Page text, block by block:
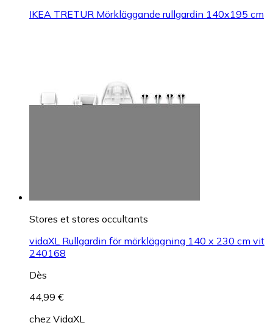
IKEA TRETUR Mörkläggande rullgardin 140x195 cm
Stores et stores occultants
vidaXL Rullgardin för mörkläggning 140 x 230 cm vit
240168
Dès
44,99 €
chez VidaXL